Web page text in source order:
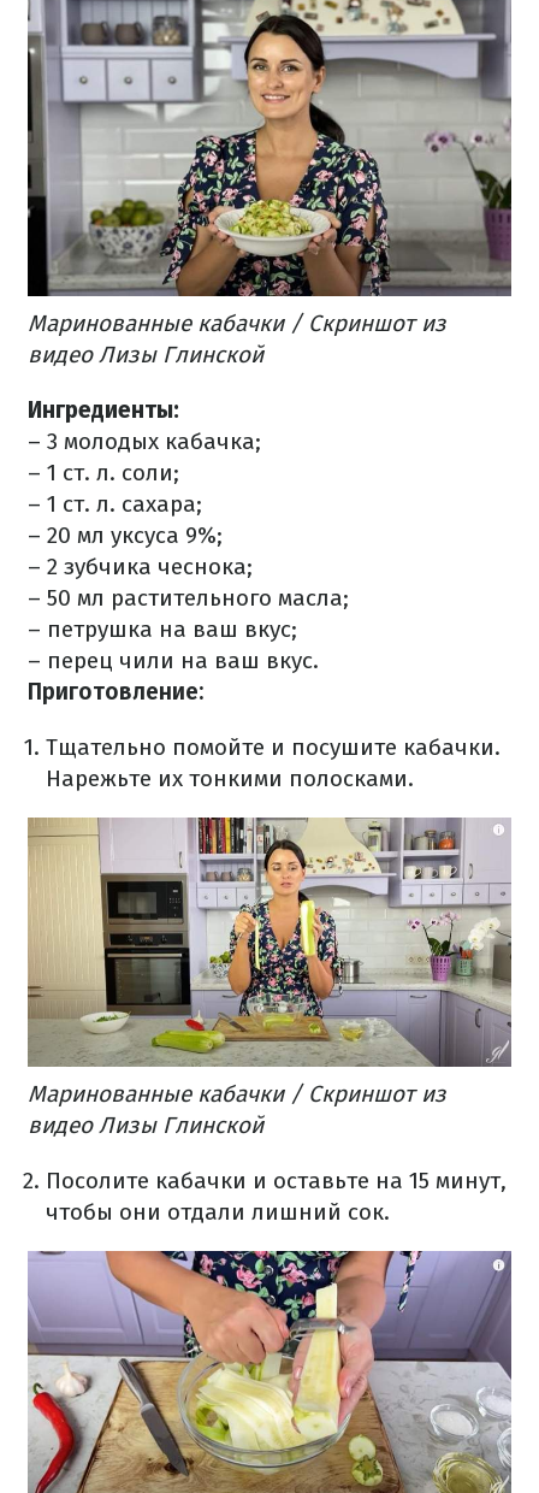
Маринованные кабачки / Скриншот из
видео Лизы Глинской
Ингредиенты:
– 3 молодых кабачка;
– 1 ст. л. соли;
– 1 ст. л. сахара;
– 20 мл уксуса 9%;
– 2 зубчика чеснока;
– 50 мл растительного масла;
– петрушка на ваш вкус;
– перец чили на ваш вкус.
Приготовление:
Тщательно помойте и посушите кабачки.
Нарежьте их тонкими полосками.
Маринованные кабачки / Скриншот из
видео Лизы Глинской
Посолите кабачки и оставьте на 15 минут,
чтобы они отдали лишний сок.